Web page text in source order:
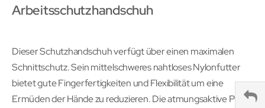
Arbeitsschutzhandschuh
Dieser Schutzhandschuh verfügt über einen maximalen
Schnittschutz. Sein mittelschweres nahtloses Nylonfutter
bietet gute Fingerfertigkeiten und Flexibilität um eine
Ermüden der Hände zu reduzieren. Die atmungsaktive PU-